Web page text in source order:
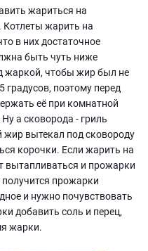
жариться на
Котлеты жарить на
в них достаточное
быть чуть ниже
жаркой, чтобы жир был не
градусов, поэтому перед
её при комнатной
а сковорода - гриль
вытекал под сковороду
корочки. Если жарить на
вытапливаться и прожарки
прожарки
и нужно почувствовать
добавить соль и перец,
жарки.